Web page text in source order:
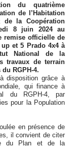
du quatrième
de l’Habitation
de la Coopération
8 juin 2024 au
remise officielle de
et 5 Prado 4x4 à
National de la
travaux de terrain
RGPH-4.
disposition grâce à
qui finance à
du RGPH-4, par
pour la Population
en présence de
il convient de citer
du Plan et de la